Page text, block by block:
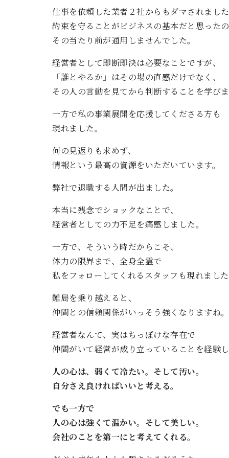
仕事を依頼した業者２社からもダマされました
約束を守ることがビジネスの基本だと思ったの
その当たり前が通用しませんでした。
経営者として即断即決は必要なことですが、
「誰とやるか」はその場の直感だけでなく、
その人の言動を見てから判断することを学びま
一方で私の事業展開を応援してくださる方も
現れました。
何の見返りも求めず、
情報という最高の資源をいただいています。
弊社で退職する人間が出ました。
本当に残念でショックなことで、
経営者としての力不足を痛感しました。
一方で、そういう時だからこそ、
体力の限界まで、全身全霊で
私をフォローしてくれるスタッフも現れました
難局を乗り越えると、
仲間との信頼関係がいっそう強くなりますね。
経営者なんて、実はちっぽけな存在で
仲間がいて経営が成り立っていることを経験し
人の心は、弱くて冷たい。そして汚い。
自分さえ良ければいいと考える。
でも一方で
人の心は強くて温かい。そして美しい。
会社のことを第一にと考えてくれる。